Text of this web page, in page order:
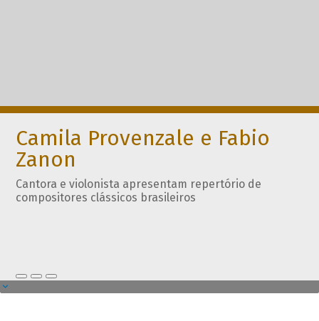
Camila Provenzale e Fabio
Zanon
Cantora e violonista apresentam repertório de
compositores clássicos brasileiros